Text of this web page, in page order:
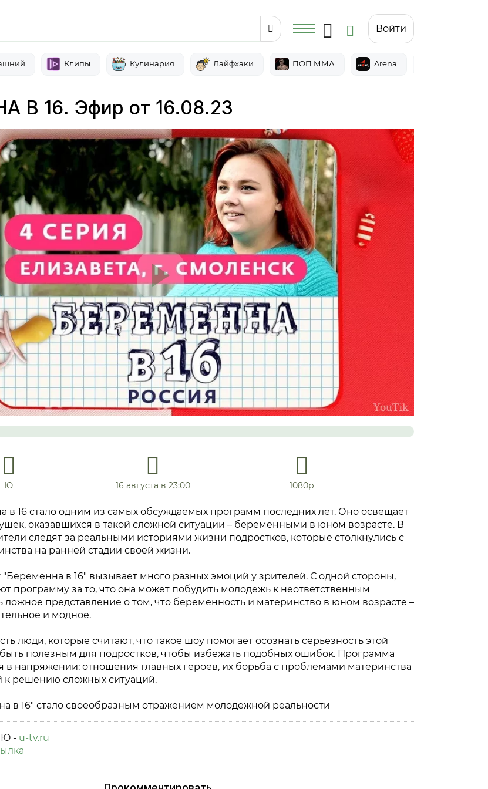
Войти
Клипы Кулинария Лайфхаки ПОП ММА Arena
В 16. Эфир от 16.08.23
Ю 16 августа в 23:00 1080р
в 16 стало одним из самых обсуждаемых программ последних лет. Оно освещает
оказавшихся в такой сложной ситуации – беременными в юном возрасте. В
следят за реальными историями жизни подростков, которые столкнулись с
на ранней стадии своей жизни.
в 16" вызывает много разных эмоций у зрителей. С одной стороны,
программу за то, что она может побудить молодежь к неответственным
ложное представление о том, что беременность и материнство в юном возрасте –
и модное.
люди, которые считают, что такое шоу помогает осознать серьезность этой
полезным для подростков, чтобы избежать подобных ошибок. Программа
в напряжении: отношения главных героев, их борьба с проблемами материнства
к решению сложных ситуаций.
в 16" стало своеобразным отражением молодежной реальности
Ю - u-tv.ru